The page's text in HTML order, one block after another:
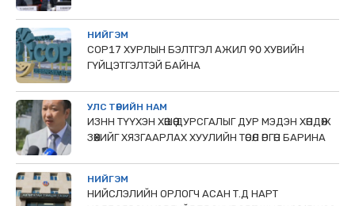
НИЙГЭМ
COP17 ХУРЛЫН БЭЛТГЭЛ АЖИЛ 90 ХУВИЙН
ГҮЙЦЭТГЭЛТЭЙ БАЙНА
УЛС ТӨРИЙН НАМ
ИЗНН ТҮҮХЭН ХӨШӨӨ ДУРСГАЛЫГ ДУР МЭДЭН ХӨНДӨЖ
ЗӨӨХИЙГ ХЯЗГААРЛАХ ХУУЛИЙН ТӨСӨЛ ӨРГӨН БАРИНА
НИЙГЭМ
НИЙСЛЭЛИЙН ОРЛОГЧ АСАН Т.Д НАРТ